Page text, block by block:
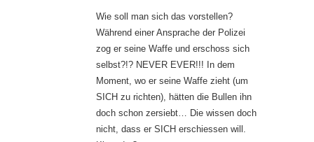
Wie soll man sich das vorstellen?
Während einer Ansprache der Polizei
zog er seine Waffe und erschoss sich
selbst?!? NEVER EVER!!! In dem
Moment, wo er seine Waffe zieht (um
SICH zu richten), hätten die Bullen ihn
doch schon zersiebt… Die wissen doch
nicht, dass er SICH erschiessen will.